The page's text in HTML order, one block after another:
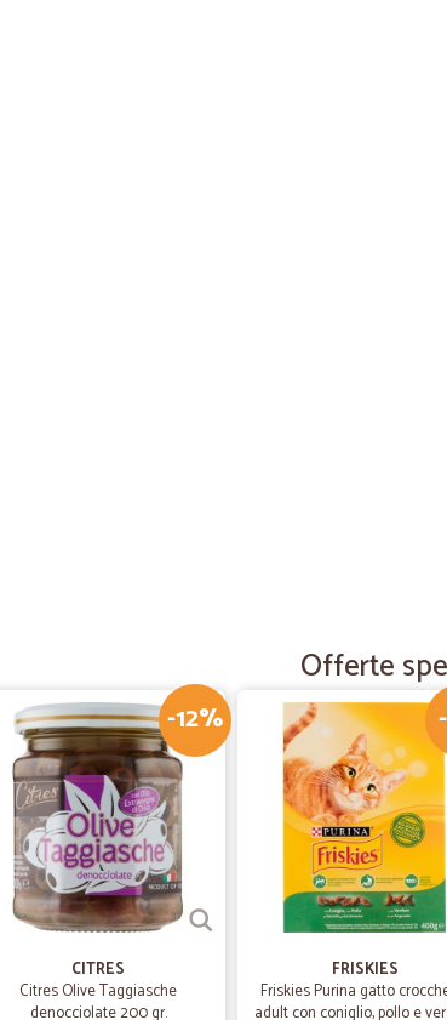
Offerte
-12%
CITRES
Citres Olive Taggiasche
denocciolate 200 gr.
FRISKIES
Friskies Purina gatto
adult con coniglio, pollo e